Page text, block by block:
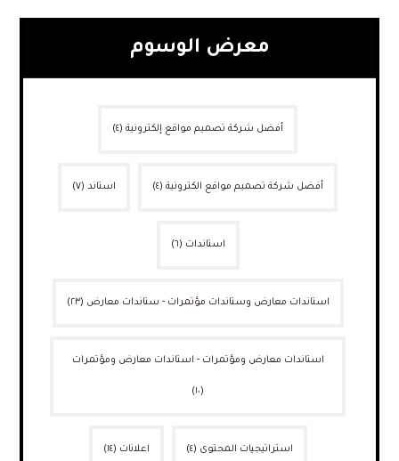
معرض الوسوم
أفضل شركة تصميم مواقع إلكترونية (٤)
أفضل شركة تصميم مواقع الكترونية (٤) استاند (٧)
استاندات (٦)
استاندات معارض وستاندات مؤتمرات - ستاندات معارض (٢٣)
استاندات معارض ومؤتمرات - استاندات معارض ومؤتمرات
(١٠)
استراتيجيات المحتوى (٤) اعلانات (١٤)